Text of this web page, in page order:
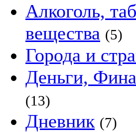
Алкоголь,
вещества (5)
Города и
Деньги,
(13)
Дневник (7)